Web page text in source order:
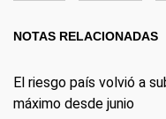
NOTAS RELACIONADAS
El riesgo país volvió a
máximo desde junio